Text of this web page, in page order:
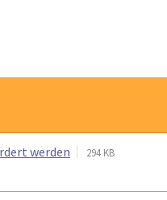
werden 294 KB